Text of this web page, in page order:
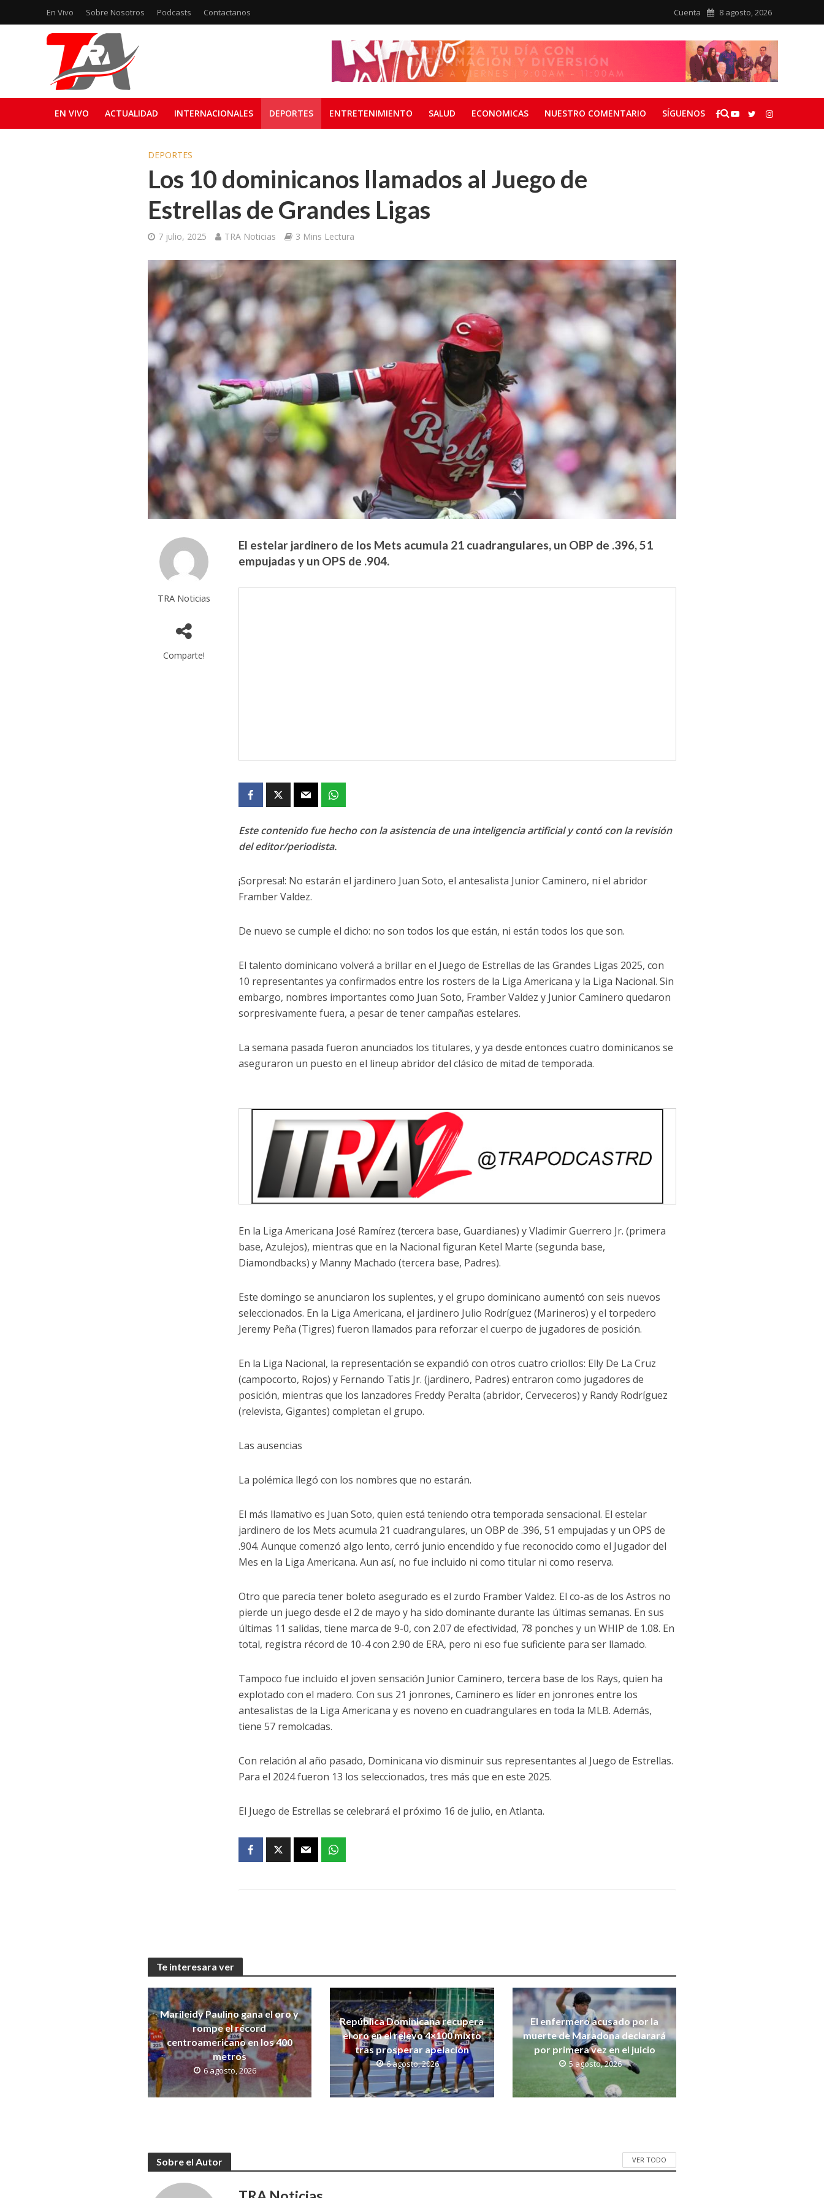
En Vivo Sobre Nosotros Podcasts Contactanos Cuenta 8 agosto, 2026
EN VIVO ACTUALIDAD INTERNACIONALES DEPORTES ENTRETENIMIENTO SALUD ECONOMICAS NUESTRO COMENTARIO SÍGUENOS
DEPORTES
Los 10 dominicanos llamados al Juego de
Estrellas de Grandes Ligas
7 julio, 2025 TRA Noticias 3 Mins Lectura
TRA Noticias
Comparte!
El estelar jardinero de los Mets acumula 21 cuadrangulares, un OBP de .396, 51
empujadas y un OPS de .904.
Este contenido fue hecho con la asistencia de una inteligencia artificial y contó con la revisión
del editor/periodista.
¡Sorpresa!: No estarán el jardinero Juan Soto, el antesalista Junior Caminero, ni el abridor
Framber Valdez.
De nuevo se cumple el dicho: no son todos los que están, ni están todos los que son.
El talento dominicano volverá a brillar en el Juego de Estrellas de las Grandes Ligas 2025, con
10 representantes ya confirmados entre los rosters de la Liga Americana y la Liga Nacional. Sin
embargo, nombres importantes como Juan Soto, Framber Valdez y Junior Caminero quedaron
sorpresivamente fuera, a pesar de tener campañas estelares.
La semana pasada fueron anunciados los titulares, y ya desde entonces cuatro dominicanos se
aseguraron un puesto en el lineup abridor del clásico de mitad de temporada.
En la Liga Americana José Ramírez (tercera base, Guardianes) y Vladimir Guerrero Jr. (primera
base, Azulejos), mientras que en la Nacional figuran Ketel Marte (segunda base,
Diamondbacks) y Manny Machado (tercera base, Padres).
Este domingo se anunciaron los suplentes, y el grupo dominicano aumentó con seis nuevos
seleccionados. En la Liga Americana, el jardinero Julio Rodríguez (Marineros) y el torpedero
Jeremy Peña (Tigres) fueron llamados para reforzar el cuerpo de jugadores de posición.
En la Liga Nacional, la representación se expandió con otros cuatro criollos: Elly De La Cruz
(campocorto, Rojos) y Fernando Tatis Jr. (jardinero, Padres) entraron como jugadores de
posición, mientras que los lanzadores Freddy Peralta (abridor, Cerveceros) y Randy Rodríguez
(relevista, Gigantes) completan el grupo.
Las ausencias
La polémica llegó con los nombres que no estarán.
El más llamativo es Juan Soto, quien está teniendo otra temporada sensacional. El estelar
jardinero de los Mets acumula 21 cuadrangulares, un OBP de .396, 51 empujadas y un OPS de
.904. Aunque comenzó algo lento, cerró junio encendido y fue reconocido como el Jugador del
Mes en la Liga Americana. Aun así, no fue incluido ni como titular ni como reserva.
Otro que parecía tener boleto asegurado es el zurdo Framber Valdez. El co-as de los Astros no
pierde un juego desde el 2 de mayo y ha sido dominante durante las últimas semanas. En sus
últimas 11 salidas, tiene marca de 9-0, con 2.07 de efectividad, 78 ponches y un WHIP de 1.08. En
total, registra récord de 10-4 con 2.90 de ERA, pero ni eso fue suficiente para ser llamado.
Tampoco fue incluido el joven sensación Junior Caminero, tercera base de los Rays, quien ha
explotado con el madero. Con sus 21 jonrones, Caminero es líder en jonrones entre los
antesalistas de la Liga Americana y es noveno en cuadrangulares en toda la MLB. Además,
tiene 57 remolcadas.
Con relación al año pasado, Dominicana vio disminuir sus representantes al Juego de Estrellas.
Para el 2024 fueron 13 los seleccionados, tres más que en este 2025.
El Juego de Estrellas se celebrará el próximo 16 de julio, en Atlanta.
Te interesara ver
Marileidy Paulino gana el oro y
rompe el récord
centroamericano en los 400
metros
6 agosto, 2026
República Dominicana recupera
el oro en el relevo 4×100 mixto
tras prosperar apelación
6 agosto, 2026
El enfermero acusado por la
muerte de Maradona declarará
por primera vez en el juicio
5 agosto, 2026
Sobre el Autor VER TODO